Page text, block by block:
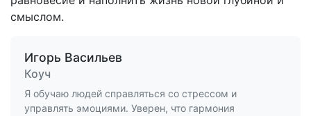
смыслом.
Игорь Васильев
Коуч
Я обучаю людей справляться со стрессом и
управлять эмоциями. Уверен, что гармония